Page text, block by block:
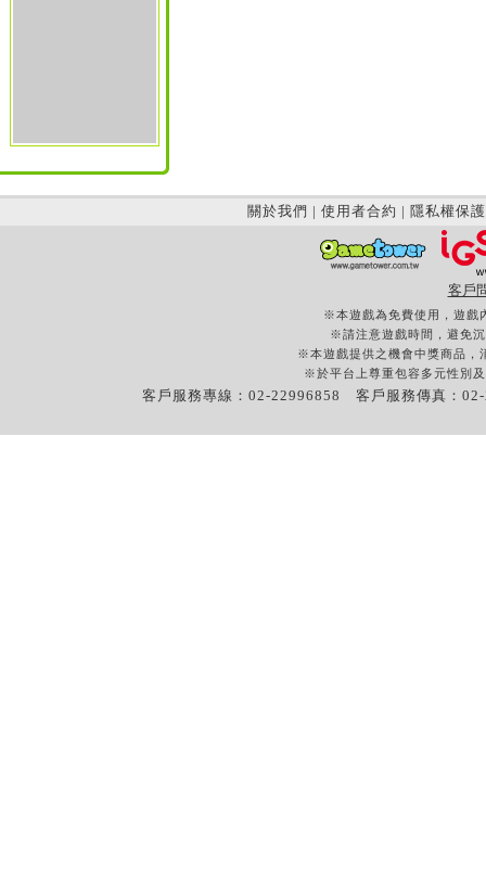
關於我們 | 使用者合約 | 隱私權保護
客戶
※本遊戲為免費使用，遊戲
※請注意遊戲時間，避免
※本遊戲提供之機會中獎商品，
※於平台上尊重包容多元性別
客戶服務專線：02-22996858 客戶服務傳真：